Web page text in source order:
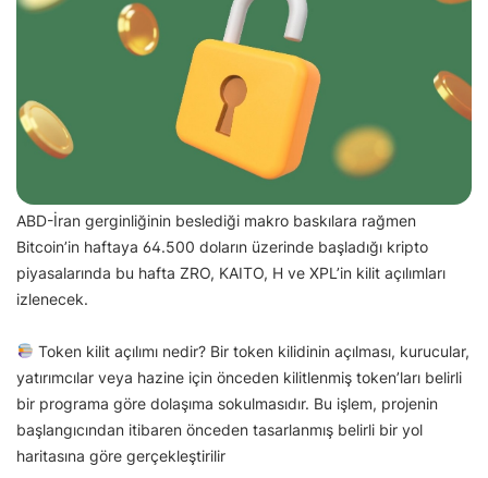
ABD-İran gerginliğinin beslediği makro baskılara rağmen
Bitcoin’in haftaya 64.500 doların üzerinde başladığı kripto
piyasalarında bu hafta ZRO, KAITO, H ve XPL’in kilit açılımları
izlenecek.
Token kilit açılımı nedir? Bir token kilidinin açılması, kurucular,
yatırımcılar veya hazine için önceden kilitlenmiş token’ları belirli
bir programa göre dolaşıma sokulmasıdır. Bu işlem, projenin
başlangıcından itibaren önceden tasarlanmış belirli bir yol
haritasına göre gerçekleştirilir